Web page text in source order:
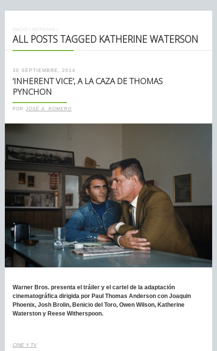
INICIO / NOTICIAS /
ALL POSTS TAGGED KATHERINE WATERSON
30 SEPTIEMBRE, 2014
‘INHERENT VICE’, A LA CAZA DE THOMAS
PYNCHON
POR JOSÉ A. ROMERO
Warner Bros. presenta el tráiler y el cartel de la adaptación
cinematográfica dirigida por Paul Thomas Anderson con Joaquin
Phoenix, Josh Brolin, Benicio del Toro, Owen Wilson, Katherine
Waterston y Reese Witherspoon.
CINE Y TV